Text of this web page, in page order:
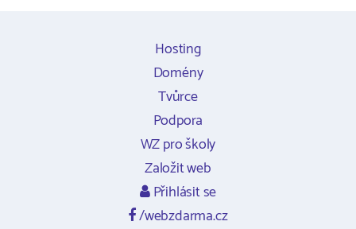
Hosting
Domény
Tvůrce
Podpora
WZ pro školy
Založit web
Přihlásit se
/webzdarma.cz